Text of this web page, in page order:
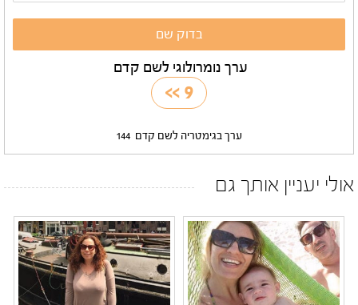
ערך נומרולוגי לשם קדם
9
>>
ערך בגימטריה לשם קדם 144
אולי יעניין אותך גם